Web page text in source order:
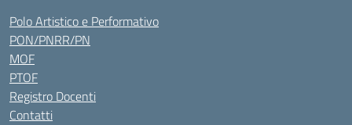
Polo Artistico e Performativo
PON/PNRR/PN
MOF
PTOF
Registro Docenti
Contatti